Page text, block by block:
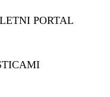
PORTAL